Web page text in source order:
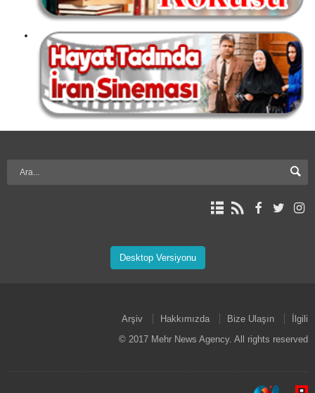
Desktop Versiyonu
Arşiv Hakkımızda Bize Ulaşın
İlgili
© 2017 Mehr News Agency. All rights reserved